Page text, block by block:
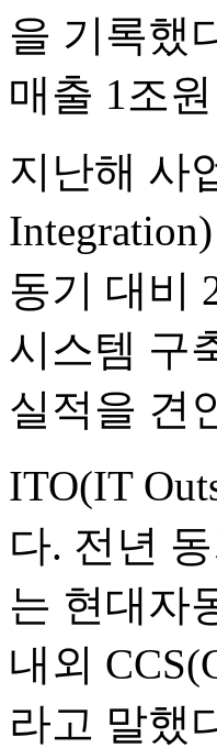
을 기록했
매출 1조
지난해 사
동기 대비
시스템 구
실적을 견
ITO(IT
다. 전년
는 현대자
내외
라고 말했